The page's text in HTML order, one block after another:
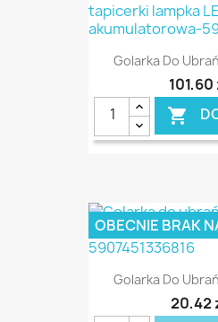
Golarka Do
101,60

Golarka Do
20,42
OBECNIE BRAK